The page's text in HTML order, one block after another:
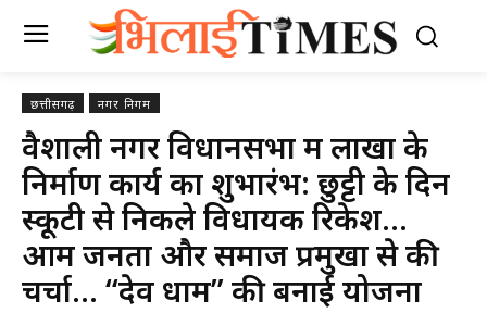
छत्तीसगढ़ नगर निगम
वैशाली नगर विधानसभा में लाखों के
निर्माण कार्य का शुभारंभ: छुट्टी के दिन
स्कूटी से निकले विधायक रिकेश…
आम जनता और समाज प्रमुखों से की
चर्चा… “देव धाम” की बनाई योजना